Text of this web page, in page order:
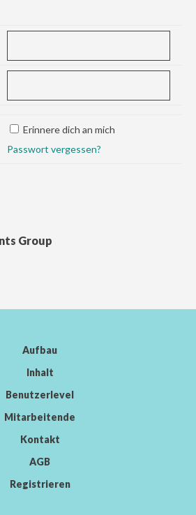
Erinnere dich an mich
Passwort vergessen?
Group
Aufbau
Inhalt
Benutzerlevel
Mitarbeitende
Kontakt
AGB
Registrieren